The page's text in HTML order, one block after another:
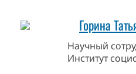
Горина
Научный
Институт